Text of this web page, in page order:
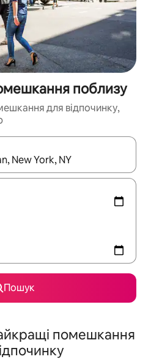
поблизу
для відпочинку,
використовуйте для
Пошук
помешкання